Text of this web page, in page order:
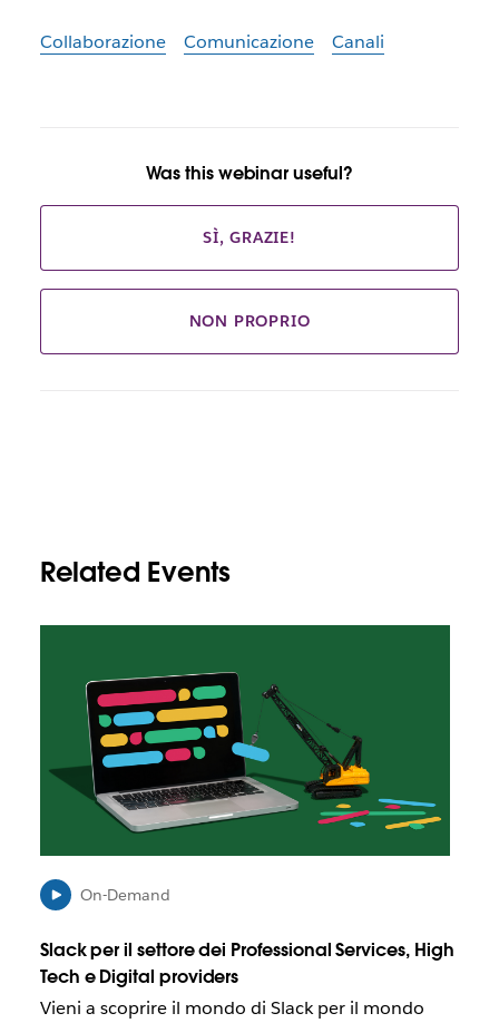
Collaborazione Comunicazione Canali
Was this webinar useful?
SÌ, GRAZIE!
NON PROPRIO
Related Events
p
b
b
e
a
p
r
On-Demand
Slack per il settore dei Professional Services, High
Tech e Digital providers
Vieni a scoprire il mondo di Slack per il mondo